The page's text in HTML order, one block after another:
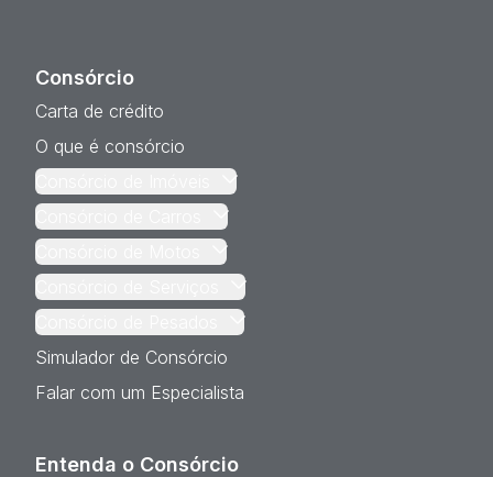
Consórcio
Carta de crédito
O que é consórcio
Consórcio de Imóveis
Consórcio de Carros
Consórcio de Motos
Consórcio de Serviços
Consórcio de Pesados
Simulador de Consórcio
Falar com um Especialista
Entenda o Consórcio